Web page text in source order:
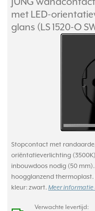
met LED-
glans (LS 1520-O
Stopcontact met
oriëntatieverlichting
inbouwdoos nodig (50
hoogglanzend thermoplast.
kleur: zwart. Meer informatie
Verwachte levertijd: